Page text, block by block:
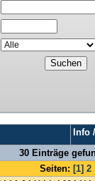
Info
30 Einträge
Seiten: [1] 2